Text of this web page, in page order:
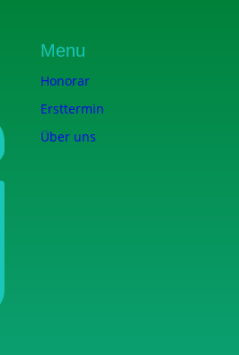
Menu
Honorar
Ersttermin
Über uns